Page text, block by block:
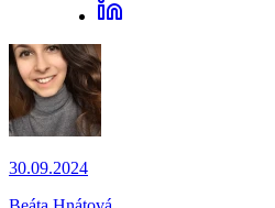
30.09.2024